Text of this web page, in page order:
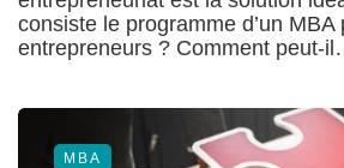
consiste le programme d’un MBA
entrepreneurs ? Comment peut-
MBA